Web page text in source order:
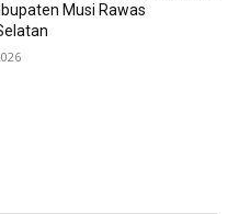
Musi Rawas